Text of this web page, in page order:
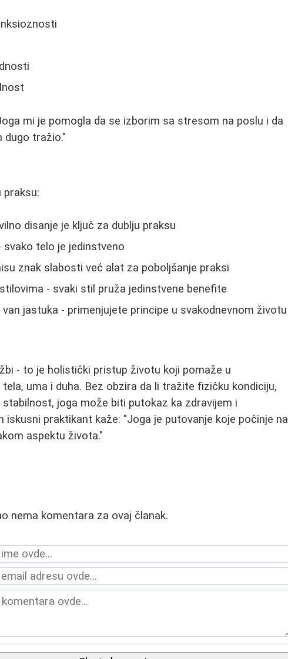
mi je pomogla da se izborim sa stresom na poslu i da
dugo tražio."
praksu:
disanje je ključ za dublju praksu
telo je jedinstveno
znak slabosti već alat za poboljšanje praksi
- svaki stil pruža jedinstvene benefite
jastuka - primenjujete principe u svakodnevnom životu
- to je holistički pristup životu koji pomaže u
uma i duha. Bez obzira da li tražite fizičku kondiciju,
joga može biti putokaz ka zdravijem i
iskusni praktikant kaže: "Joga je putovanje koje počinje na
aspektu života."
nema komentara za ovaj članak.